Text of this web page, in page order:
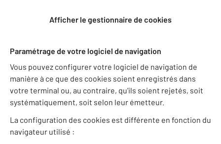
Afficher le gestionnaire de cookies
Paramétrage de votre logiciel de navigation
Vous pouvez configurer votre logiciel de navigation de
manière à ce que des cookies soient enregistrés dans
votre terminal ou, au contraire, qu'ils soient rejetés, soit
systématiquement, soit selon leur émetteur.
La configuration des cookies est différente en fonction du
navigateur utilisé :